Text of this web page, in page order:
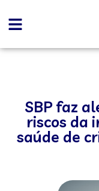
SBP faz
riscos da
saúde de